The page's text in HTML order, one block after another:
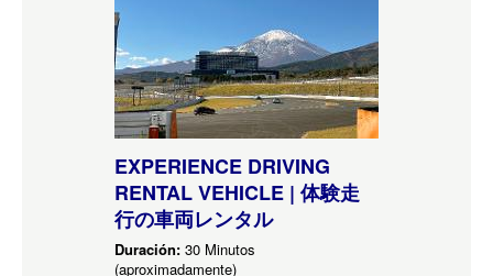
EXPERIENCE DRIVING
RENTAL VEHICLE | 体験走
行の車両レンタル
Duración: 30 Minutos
(aproximadamente)